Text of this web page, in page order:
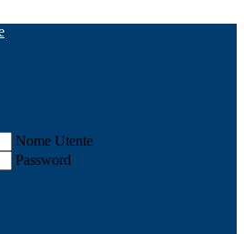
Nome Utente
Password